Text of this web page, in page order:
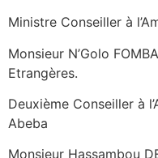
Ministre Conseiller à
Monsieur N’Golo
Etrangères.
Deuxième Conseiller à
Abeba
Monsieur Hassambou